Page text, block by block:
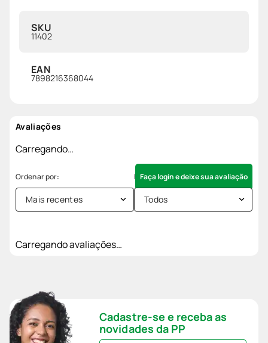
SKU
11402
EAN
7898216368044
Avaliações
Carregando…
Faça login e deixe sua avaliação
Mais recentes Todos
Carregando avaliações…
Cadastre-se e receba as
novidades da PP